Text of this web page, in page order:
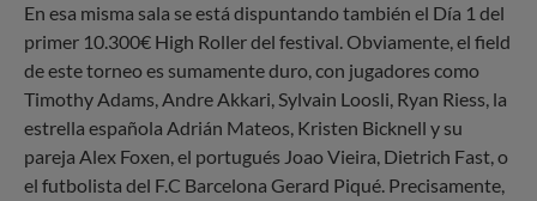
En esa misma sala se está dispuntando también el Día 1 del
primer 10.300€ High Roller del festival. Obviamente, el field
de este torneo es sumamente duro, con jugadores como
Timothy Adams, Andre Akkari, Sylvain Loosli, Ryan Riess, la
estrella española Adrián Mateos, Kristen Bicknell y su
pareja Alex Foxen, el portugués Joao Vieira, Dietrich Fast, o
el futbolista del F.C Barcelona Gerard Piqué. Precisamente,